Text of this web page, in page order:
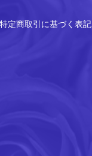
特定商取引に基づく表記